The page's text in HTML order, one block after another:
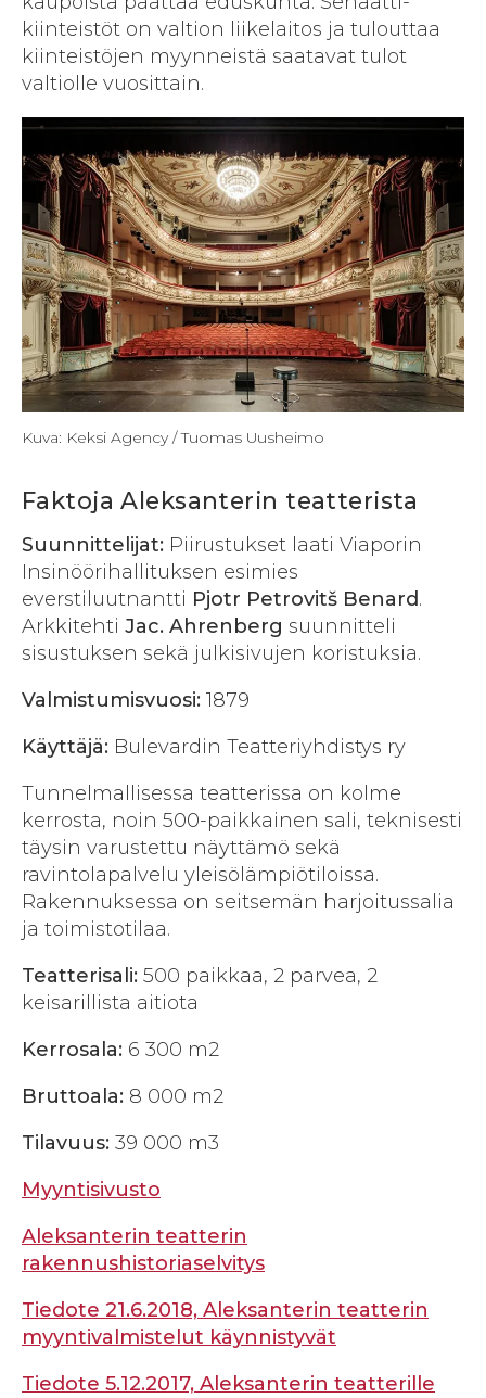
kiinteistöt on valtion liikelaitos ja tulouttaa
kiinteistöjen myynneistä saatavat tulot
valtiolle vuosittain.
Kuva: Keksi Agency / Tuomas Uusheimo
Faktoja Aleksanterin teatterista
Suunnittelijat: Piirustukset laati Viaporin
Insinöörihallituksen esimies
everstiluutnantti Pjotr Petrovitš Benard.
Arkkitehti Jac. Ahrenberg suunnitteli
sisustuksen sekä julkisivujen koristuksia.
Valmistumisvuosi: 1879
Käyttäjä: Bulevardin Teatteriyhdistys ry
Tunnelmallisessa teatterissa on kolme
kerrosta, noin 500-paikkainen sali, teknisesti
täysin varustettu näyttämö sekä
ravintolapalvelu yleisölämpiötiloissa.
Rakennuksessa on seitsemän harjoitussalia
ja toimistotilaa.
Teatterisali: 500 paikkaa, 2 parvea, 2
keisarillista aitiota
Kerrosala: 6 300 m2
Bruttoala: 8 000 m2
Tilavuus: 39 000 m3
Myyntisivusto
Aleksanterin teatterin
rakennushistoriaselvitys
Tiedote 21.6.2018, Aleksanterin teatterin
myyntivalmistelut käynnistyvät
Tiedote 5.12.2017, Aleksanterin teatterille